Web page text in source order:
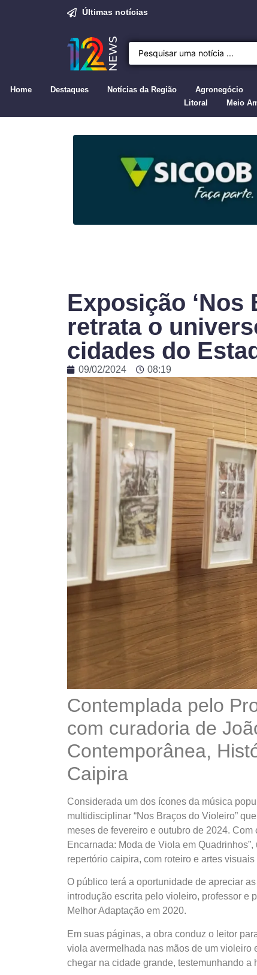
Últimas notícias
Home Destaques Notícias da Região Agronegócio
Litoral
Meio
Exposição ‘Nos
retrata o
cidades do
09/02/2024 08:19
Contemplada pelo
com curadoria de
Contemporânea,
Caipira
Considerada um dos ícones da música
multidisciplinar “Nos Braços do Violeiro”
meses de fevereiro e outubro de 2024.
Encarnada: Moda de Viola em
repertório caipira, com roteiro e artes
O público terá a oportunidade de apreciar
introdução escrita pelo violeiro, professor e
Melhor Adaptação em 2020.
Em suas páginas, a obra conduz o leitor
viola avermelhada nas mãos de um violeiro
chegar na cidade grande, testemunhando